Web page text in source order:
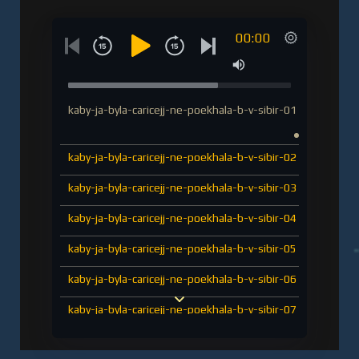
00:00
kaby-ja-byla-caricejj-ne-poekhala-b-v-sibir-01
kaby-ja-byla-caricejj-ne-poekhala-b-v-sibir-02
kaby-ja-byla-caricejj-ne-poekhala-b-v-sibir-03
kaby-ja-byla-caricejj-ne-poekhala-b-v-sibir-04
kaby-ja-byla-caricejj-ne-poekhala-b-v-sibir-05
kaby-ja-byla-caricejj-ne-poekhala-b-v-sibir-06
kaby-ja-byla-caricejj-ne-poekhala-b-v-sibir-07